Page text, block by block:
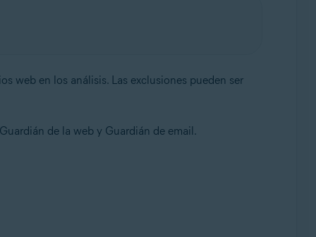
web en los análisis. Las exclusiones pueden ser
de la web y Guardián de email.